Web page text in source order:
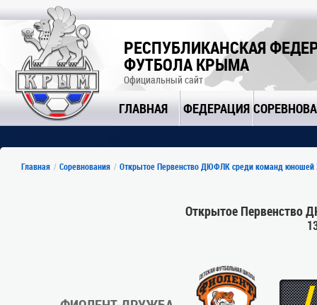
РЕСПУБЛИКАНСКАЯ
ФУТБОЛА КРЫМА
Официальный сайт
ГЛАВНАЯ ФЕДЕРАЦИЯ
Главная Соревнования Открытое Первенство ДЮФЛК среди команд юношей
Открытое Первенство